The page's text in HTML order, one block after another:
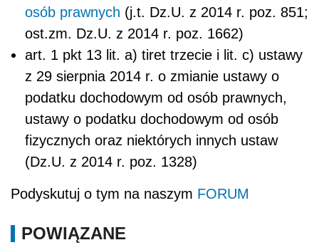
osób prawnych (j.t. Dz.U. z 2014 r. poz. 851;
ost.zm. Dz.U. z 2014 r. poz. 1662)
art. 1 pkt 13 lit. a) tiret trzecie i lit. c) ustawy
z 29 sierpnia 2014 r. o zmianie ustawy o
podatku dochodowym od osób prawnych,
ustawy o podatku dochodowym od osób
fizycznych oraz niektórych innych ustaw
(Dz.U. z 2014 r. poz. 1328)
Podyskutuj o tym na naszym FORUM
POWIĄZANE